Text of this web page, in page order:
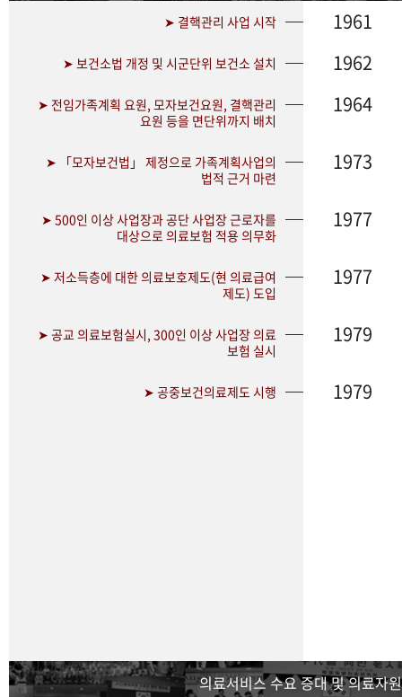
➤ 결핵관리 사업 시작 1961
➤ 보건소법 개정 및 시군단위 보건소 설치 1962
➤ 전임가족계획 요원, 모자보건요원, 결핵관리
요원 등을 면단위까지 배치
1964
➤ 「모자보건법」 제정으로 가족계획사업의
법적 근거 마련
1973
➤ 500인 이상 사업장과 공단 사업장 근로자를
대상으로 의료보험 적용 의무화
1977
➤ 저소득층에 대한 의료보호제도(현 의료급여
제도) 도입
1977
➤ 공교 의료보험실시, 300인 이상 사업장 의료
보험 실시
1979
➤ 공중보건의료제도 시행 1979
의료서비스 수요 증대 및 의료자